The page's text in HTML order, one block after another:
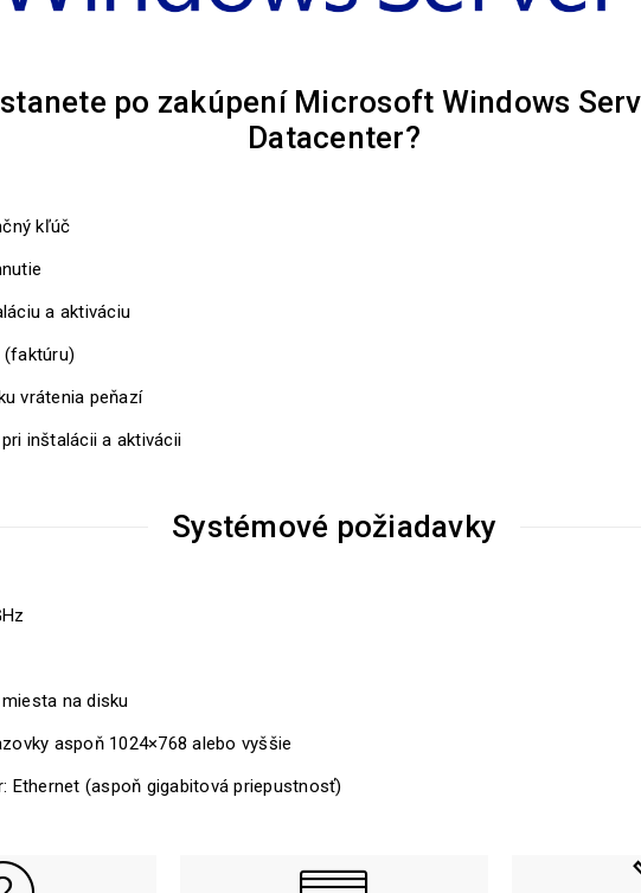
po zakúpení Microsoft Windows
Datacenter?
kľúč
a aktiváciu
(faktúru)
vrátenia peňazí
inštalácii a aktivácii
Systémové požiadavky
na disku
aspoň 1024×768 alebo vyššie
Ethernet (aspoň gigabitová priepustnosť)